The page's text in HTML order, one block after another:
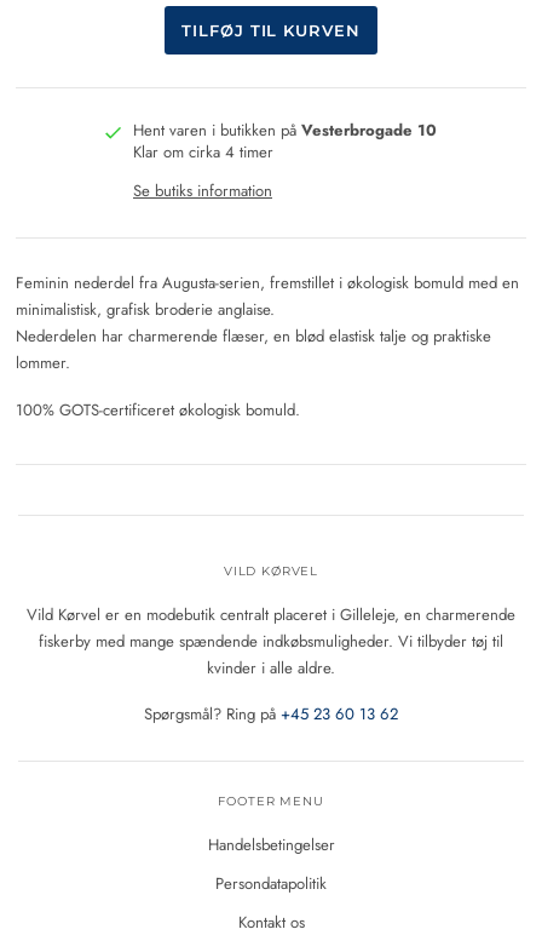
Hent varen i butikken på Vesterbrogade 10
Klar om cirka 4 timer
Se butiks information
Feminin nederdel fra Augusta-serien, fremstillet i økologisk bomuld med en
minimalistisk, grafisk broderie anglaise.
Nederdelen har charmerende flæser, en blød elastisk talje og praktiske
lommer.
100% GOTS-certificeret økologisk bomuld.
VILD KØRVEL
Vild Kørvel er en modebutik centralt placeret i Gilleleje, en charmerende
fiskerby med mange spændende indkøbsmuligheder. Vi tilbyder tøj til
kvinder i alle aldre.
Spørgsmål? Ring på +45 23 60 13 62
FOOTER MENU
Handelsbetingelser
Persondatapolitik
Kontakt os